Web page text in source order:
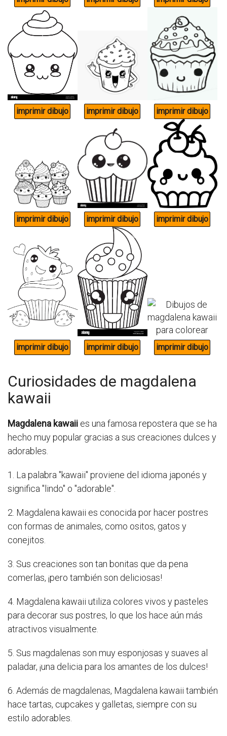
Curiosidades de magdalena
kawaii
Magdalena kawaii es una famosa repostera que se ha
hecho muy popular gracias a sus creaciones dulces y
adorables.
1. La palabra "kawaii" proviene del idioma japonés y
significa "lindo" o "adorable".
2. Magdalena kawaii es conocida por hacer postres
con formas de animales, como ositos, gatos y
conejitos.
3. Sus creaciones son tan bonitas que da pena
comerlas, ¡pero también son deliciosas!
4. Magdalena kawaii utiliza colores vivos y pasteles
para decorar sus postres, lo que los hace aún más
atractivos visualmente.
5. Sus magdalenas son muy esponjosas y suaves al
paladar, ¡una delicia para los amantes de los dulces!
6. Además de magdalenas, Magdalena kawaii también
hace tartas, cupcakes y galletas, siempre con su
estilo adorables.